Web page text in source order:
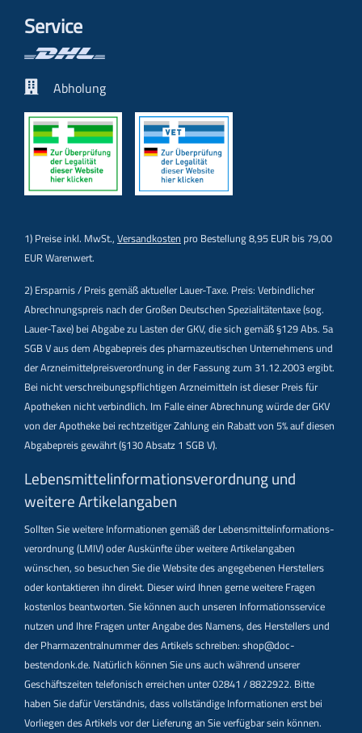
Service
Abholung
1) Preise inkl. MwSt.,Versandkosten pro Bestellung 8,95 EUR bis 79,00
EUR Warenwert.
2) Ersparnis / Preis gemäß aktueller Lauer-Taxe. Preis: Verbindlicher
Abrechnungspreis nach der Großen Deutschen Spezialitätentaxe (sog.
Lauer-Taxe) bei Abgabe zu Lasten der GKV, die sich gemäß §129 Abs. 5a
SGB V aus dem Abgabepreis des pharmazeutischen Unternehmens und
der Arzneimittelpreisverordnung in der Fassung zum 31.12.2003 ergibt.
Bei nicht verschreibungspflichtigen Arzneimitteln ist dieser Preis für
Apotheken nicht verbindlich. Im Falle einer Abrechnung würde der GKV
von der Apotheke bei rechtzeitiger Zahlung ein Rabatt von 5% auf diesen
Abgabepreis gewährt (§130 Absatz 1 SGB V).
Lebensmittel­informations­verordnung und
weitere Artikelangaben
Sollten Sie weitere Informationen gemäß der Lebensmittel­informations­
verordnung (LMIV) oder Auskünfte über weitere Artikelangaben
wünschen, so besuchen Sie die Website des angegebenen Herstellers
oder kontaktieren ihn direkt. Dieser wird Ihnen gerne weitere Fragen
kostenlos beantworten. Sie können auch unseren Informationsservice
nutzen und Ihre Fragen unter Angabe des Namens, des Herstellers und
der Pharmazentralnummer des Artikels schreiben: shop@doc-
bestendonk.de. Natürlich können Sie uns auch während unserer
Geschäftszeiten telefonisch erreichen unter 02841 / 8822922. Bitte
haben Sie dafür Verständnis, dass vollständige Informationen erst bei
Vorliegen des Artikels vor der Lieferung an Sie verfügbar sein können.